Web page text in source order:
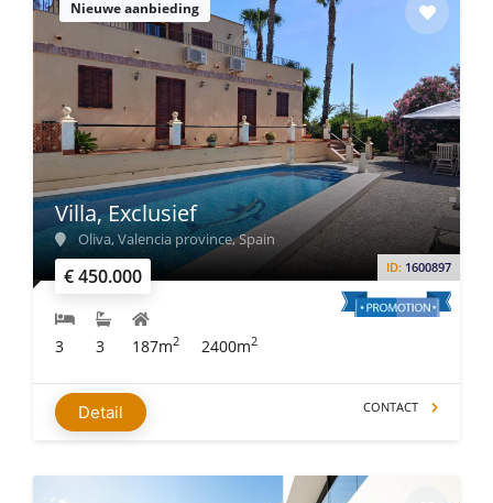
Nieuwe aanbieding
€ 450.000 ID: 1600897
Villa, Exclusief
Oliva, Valencia province, Spain
3 3 187m2 2400m2
Detail CONTACT